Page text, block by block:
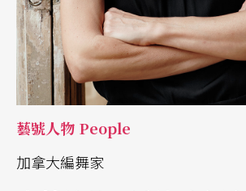
動作的工具，並從中發展出超越既有編舞框架
也學到關於風險、領導、舞台技術與合作的經
如何創作，也形塑她如何帶領舞者與團隊工
並未將她導向純粹形式的抽象探索。相反地
無法在沒有潛在故事的情況下建立編舞。她解
擊內心且神秘的魅力，但它本質上是無聲的。
題材時，我不希望這成為阻礙。」也因此，她
藝號人物 People
加拿大編舞家